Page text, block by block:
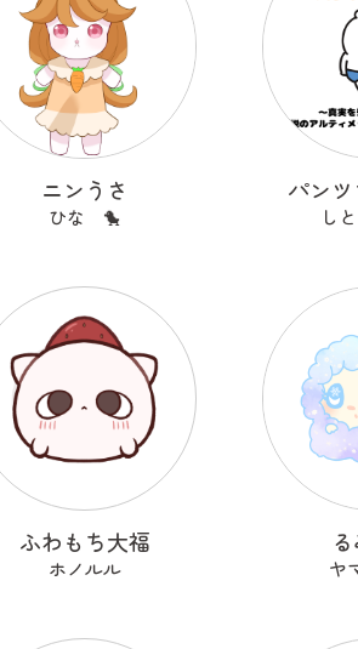
ニンうさ
ひな 🐤
パン
し
ふわもち大福
ホノルル ヤ